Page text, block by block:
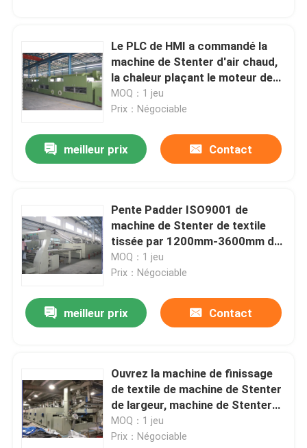
Au sujet de nous
Contrôle de qualité
nouvelles
Demandez une citation
stenter d'arrangement de la chaleur
Machine de Stenter d'air chaud
Le PLC de HMI a commandé la
machine de Stenter d'air chaud,
la chaleur plaçant le moteur de
Stenter 15KW Padder
MOQ：1 jeu
Prix：Négociable
meilleur prix Contact
Pente Padder ISO9001 de
machine de Stenter de textile
tissée par 1200mm-3600mm de
largeur de tissu
MOQ：1 jeu
Prix：Négociable
meilleur prix Contact
Ouvrez la machine de finissage
de textile de machine de Stenter
de largeur, machine de Stenter
de tissu
MOQ：1 jeu
Prix：Négociable